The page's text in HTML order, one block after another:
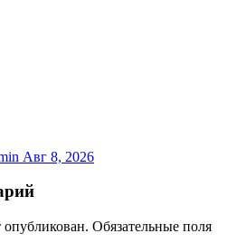
Авг 8, 2026
опубликован. Обязательные поля